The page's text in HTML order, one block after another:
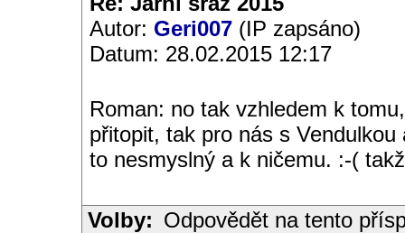
Autor: Geri007 (IP zapsáno)
Datum: 28.02.2015 12:17
Roman: no tak vzhledem k
přitopit, tak pro nás s
to nesmyslný a k ničemu. :-(
Volby: Odpovědět na tento